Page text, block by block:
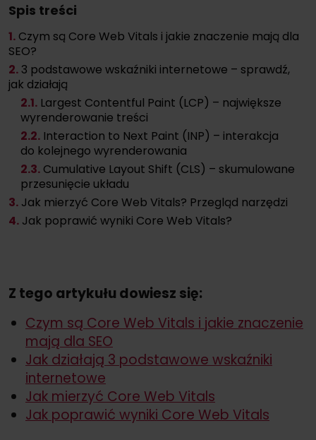
Spis treści
1. Czym są Core Web Vitals i jakie znaczenie mają dla
SEO?
2. 3 podstawowe wskaźniki internetowe – sprawdź,
jak działają
2.1. Largest Contentful Paint (LCP) – największe
wyrenderowanie treści
2.2. Interaction to Next Paint (INP) – interakcja
do kolejnego wyrenderowania
2.3. Cumulative Layout Shift (CLS) – skumulowane
przesunięcie układu
3. Jak mierzyć Core Web Vitals? Przegląd narzędzi
4. Jak poprawić wyniki Core Web Vitals?
Z tego artykułu dowiesz się:
Czym są Core Web Vitals i jakie znaczenie
mają dla SEO
Jak działają 3 podstawowe wskaźniki
internetowe
Jak mierzyć Core Web Vitals
Jak poprawić wyniki Core Web Vitals